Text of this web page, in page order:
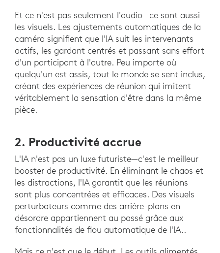
Et ce n'est pas seulement l'audio—ce sont aussi
les visuels. Les ajustements automatiques de la
caméra signifient que l'IA suit les intervenants
actifs, les gardant centrés et passant sans effort
d'un participant à l'autre. Peu importe où
quelqu'un est assis, tout le monde se sent inclus,
créant des expériences de réunion qui imitent
véritablement la sensation d'être dans la même
pièce.
2. Productivité accrue
L'IA n'est pas un luxe futuriste—c'est le meilleur
booster de productivité. En éliminant le chaos et
les distractions, l'IA garantit que les réunions
sont plus concentrées et efficaces. Des visuels
perturbateurs comme des arrière-plans en
désordre appartiennent au passé grâce aux
fonctionnalités de flou automatique de l'IA..